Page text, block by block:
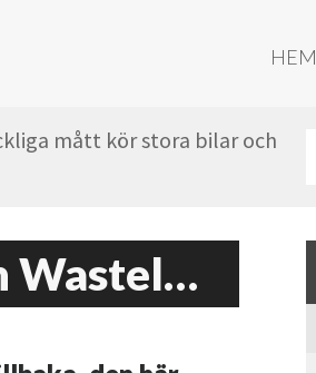
HEM
mått kör stora bilar och
Tony Hawk’s American Wasteland